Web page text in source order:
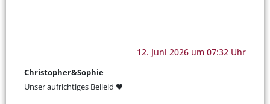
12. Juni 2026 um 07:32 Uhr
Christopher&Sophie
Unser aufrichtiges Beileid 🖤